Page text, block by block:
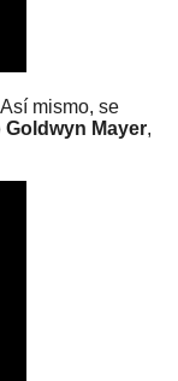
mismo, se
Goldwyn Mayer,